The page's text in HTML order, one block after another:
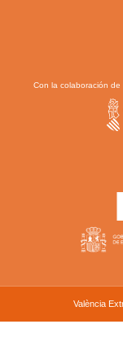
Con la colaboración de
València